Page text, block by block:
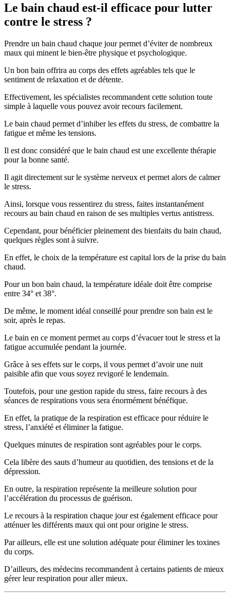
Le bain chaud est-il efficace pour lutter
contre le stress ?
Prendre un bain chaud chaque jour permet d’éviter de nombreux
maux qui minent le bien-être physique et psychologique.
Un bon bain offrira au corps des effets agréables tels que le
sentiment de relaxation et de détente.
Effectivement, les spécialistes recommandent cette solution toute
simple à laquelle vous pouvez avoir recours facilement.
Le bain chaud permet d’inhiber les effets du stress, de combattre la
fatigue et même les tensions.
Il est donc considéré que le bain chaud est une excellente thérapie
pour la bonne santé.
Il agit directement sur le système nerveux et permet alors de calmer
le stress.
Ainsi, lorsque vous ressentirez du stress, faites instantanément
recours au bain chaud en raison de ses multiples vertus antistress.
Cependant, pour bénéficier pleinement des bienfaits du bain chaud,
quelques règles sont à suivre.
En effet, le choix de la température est capital lors de la prise du bain
chaud.
Pour un bon bain chaud, la température idéale doit être comprise
entre 34° et 38°.
De même, le moment idéal conseillé pour prendre son bain est le
soir, après le repas.
Le bain en ce moment permet au corps d’évacuer tout le stress et la
fatigue accumulée pendant la journée.
Grâce à ses effets sur le corps, il vous permet d’avoir une nuit
paisible afin que vous soyez revigoré le lendemain.
Toutefois, pour une gestion rapide du stress, faire recours à des
séances de respirations vous sera énormément bénéfique.
En effet, la pratique de la respiration est efficace pour réduire le
stress, l’anxiété et éliminer la fatigue.
Quelques minutes de respiration sont agréables pour le corps.
Cela libère des sauts d’humeur au quotidien, des tensions et de la
dépression.
En outre, la respiration représente la meilleure solution pour
l’accélération du processus de guérison.
Le recours à la respiration chaque jour est également efficace pour
atténuer les différents maux qui ont pour origine le stress.
Par ailleurs, elle est une solution adéquate pour éliminer les toxines
du corps.
D’ailleurs, des médecins recommandent à certains patients de mieux
gérer leur respiration pour aller mieux.